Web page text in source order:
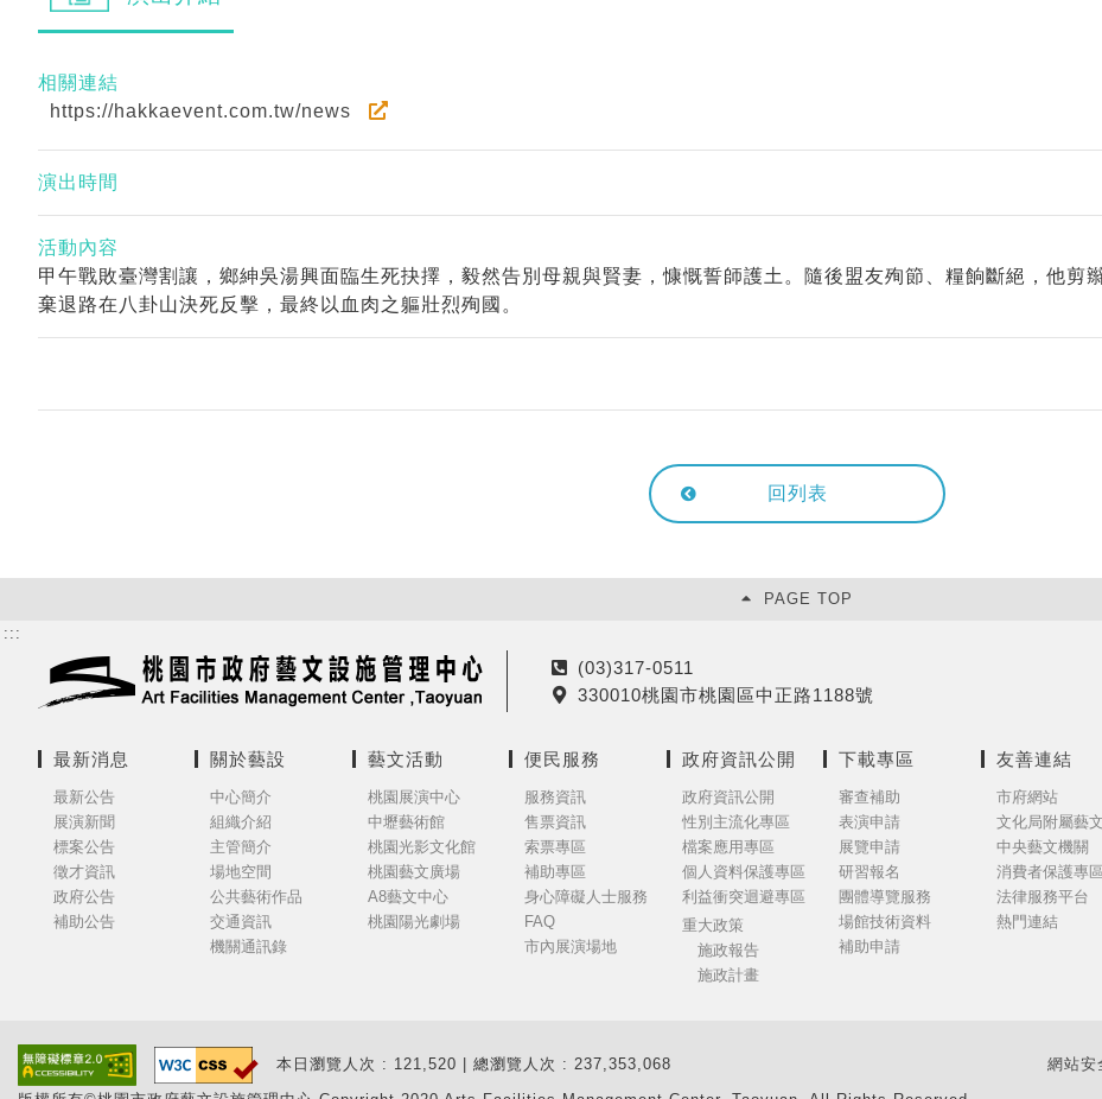
相關連結
https://hakkaevent.com.tw/news
演出時間
活動內容
甲午戰敗臺灣割讓，鄉紳吳湯興面臨生死抉擇，毅然告別母親與賢妻，慷慨誓師護土。隨後盟友殉節、糧餉斷絕，他剪
棄退路在八卦山決死反擊，最終以血肉之軀壯烈殉國。
回列表
PAGE TOP
:::
電
話
(03)317-0511
地
330010桃園市桃園區中正路1188號
最新消息
最新公告
展演新聞
標案公告
徵才資訊
政府公告
補助公告
關於藝設
中心簡介
組織介紹
主管簡介
場地空間
公共藝術作品
交通資訊
機關通訊錄
藝文活動
桃園展演中心
中壢藝術館
桃園光影文化館
桃園藝文廣場
A8藝文中心
桃園陽光劇場
便民服務
服務資訊
售票資訊
索票專區
補助專區
身心障礙人士服務
FAQ
市內展演場地
政府資訊公開
政府資訊公開
性別主流化專區
檔案應用專區
個人資料保護專區
利益衝突迴避專區
重大政策
施政報告
施政計畫
下載專區
審查補助
表演申請
展覽申請
研習報名
團體導覽服務
場館技術資料
補助申請
友善連結
市府網站
文化局附屬藝
中央藝文機關
消費者保護專區
法律服務平台
熱門連結
本日瀏覽人次 : 121,520 | 總瀏覽人次 : 237,353,068 網站安